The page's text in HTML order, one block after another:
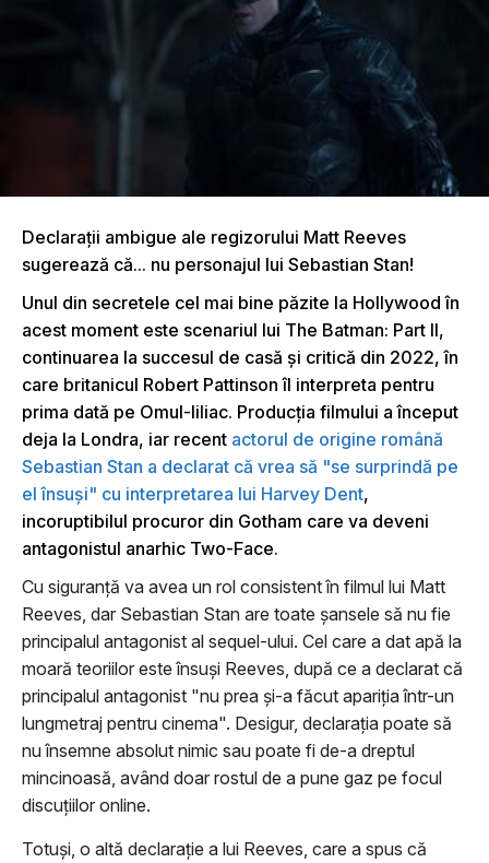
Declaraţii ambigue ale regizorului Matt Reeves
sugerează că... nu personajul lui Sebastian Stan!
Unul din secretele cel mai bine păzite la Hollywood în
acest moment este scenariul lui The Batman: Part II,
continuarea la succesul de casă şi critică din 2022, în
care britanicul Robert Pattinson îl interpreta pentru
prima dată pe Omul-liliac. Producţia filmului a început
deja la Londra, iar recent actorul de origine română
Sebastian Stan a declarat că vrea să "se surprindă pe
el însuşi" cu interpretarea lui Harvey Dent,
incoruptibilul procuror din Gotham care va deveni
antagonistul anarhic Two-Face.
Cu siguranţă va avea un rol consistent în filmul lui Matt
Reeves, dar Sebastian Stan are toate şansele să nu fie
principalul antagonist al sequel-ului. Cel care a dat apă la
moară teoriilor este însuşi Reeves, după ce a declarat că
principalul antagonist "nu prea şi-a făcut apariţia într-un
lungmetraj pentru cinema". Desigur, declaraţia poate să
nu însemne absolut nimic sau poate fi de-a dreptul
mincinoasă, având doar rostul de a pune gaz pe focul
discuţiilor online.
Totuşi, o altă declaraţie a lui Reeves, care a spus că